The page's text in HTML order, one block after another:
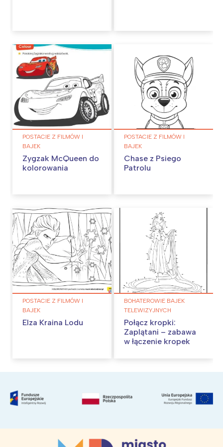
POSTACIE Z FILMÓW I
BAJEK
Zygzak McQueen do
kolorowania
POSTACIE Z FILMÓW I
BAJEK
Chase z Psiego
Patrolu
POSTACIE Z FILMÓW I
BAJEK
Elza Kraina Lodu
BOHATEROWIE BAJEK
TELEWIZYJNYCH
Połącz kropki:
Zaplątani – zabawa
w łączenie kropek